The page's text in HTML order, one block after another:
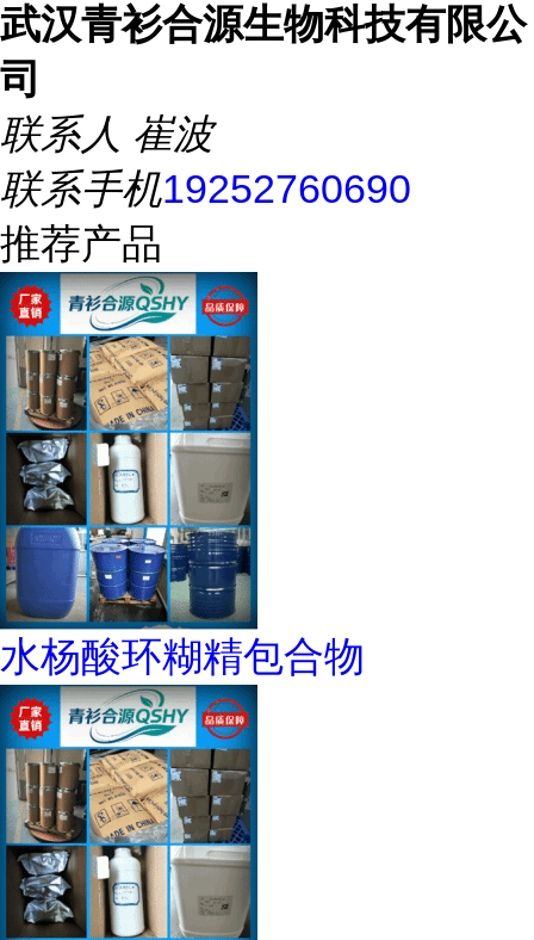
武汉青衫合源生物科技有限公
司
联系人 崔波
联系手机19252760690
推荐产品
水杨酸环糊精包合物